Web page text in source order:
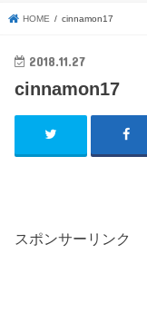
HOME cinnamon17
2018.11.27
cinnamon17
スポンサーリンク